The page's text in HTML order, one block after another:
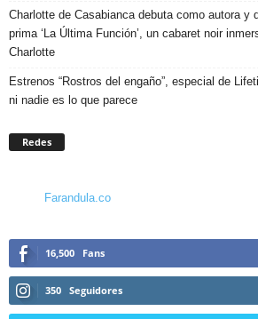
Charlotte de Casabianca debuta como autora y
prima ‘La Última Función’, un cabaret noir
Charlotte
Estrenos “Rostros del engaño”, especial de
ni nadie es lo que parece
Redes
Farandula.co
16,500 Fans
350 Seguidores